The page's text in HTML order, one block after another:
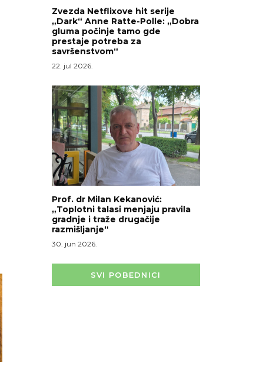
Zvezda Netflixove hit serije
„Dark“ Anne Ratte-Polle: „Dobra
gluma počinje tamo gde
prestaje potreba za
savršenstvom“
22. jul 2026.
Prof. dr Milan Kekanović:
„Toplotni talasi menjaju pravila
gradnje i traže drugačije
razmišljanje“
30. jun 2026.
SVI POBEDNICI